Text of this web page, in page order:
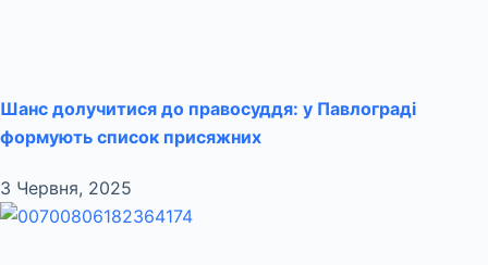
Шанс долучитися до правосуддя: у Павлограді
формують список присяжних
3 Червня, 2025